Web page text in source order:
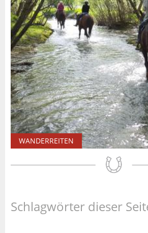
WANDERREITEN
Schlagwörter dieser